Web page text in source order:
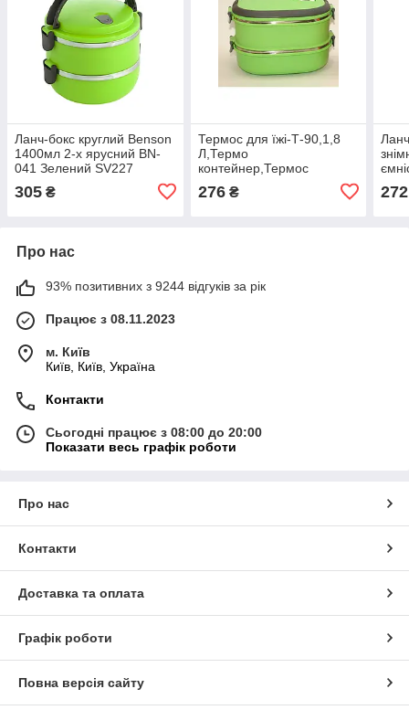
Ланч-бокс круглий Benson
1400мл 2-х ярусний BN-
041 Зелений SV227
305 ₴
Термос для їжі-Т-90,1,8
Л,Термо
контейнер,Термос
харчовий, Ланч бокс для
продуктів, Ланч бокс з 2
276₴ 272
Про нас
93% позитивних з 9244 відгуків за рік
Працює з 08.11.2023
м. Київ
Київ, Київ, Україна
Контакти
Сьогодні працює з 08:00 до 20:00
Показати весь графік роботи
Про нас
Контакти
Доставка та оплата
Графік роботи
Повна версія сайту